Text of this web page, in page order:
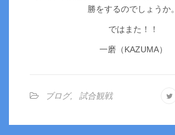
勝をするのでしょうか。
ではまた！！
一磨（KAZUMA）
ブログ, 試合観戦